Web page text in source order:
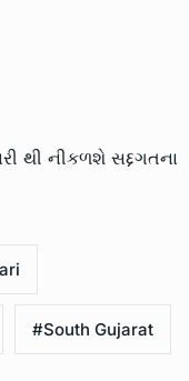
થી નીકળશે સદ્દગતના
#South Gujarat